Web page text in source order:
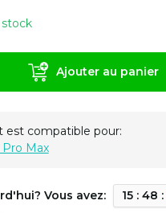
stock
Ajouter au panier
est compatible pour:
Max
Vous avez: 15: 48 :